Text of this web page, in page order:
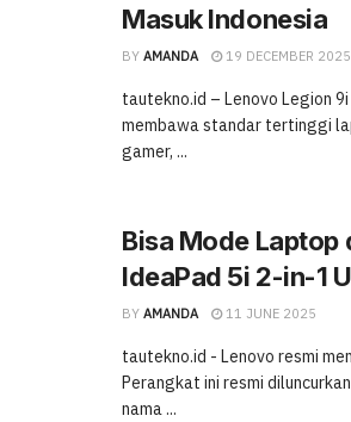
Masuk Indonesia
BY AMANDA 19 DECEMBER 2025
tautekno.id – Lenovo Legion
membawa standar tertinggi
gamer, ...
Bisa Mode Laptop
IdeaPad 5i 2-in-1
BY AMANDA 11 JUNE 2025
tautekno.id - Lenovo resmi
Perangkat ini resmi
nama ...